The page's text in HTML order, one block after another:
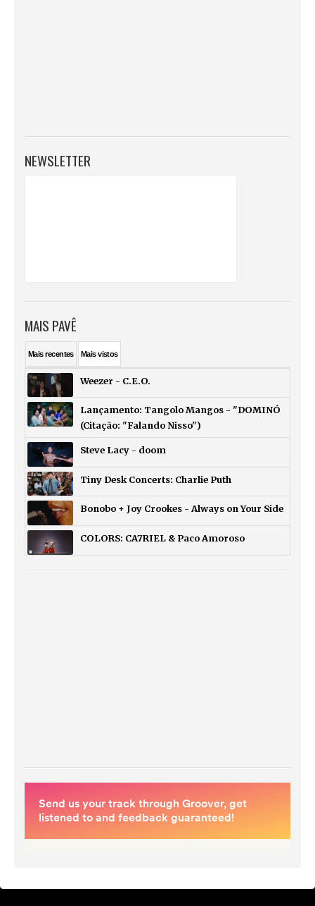
NEWSLETTER
MAIS PAVÊ
Maisrecentes Maisvistos
Weezer - C.E.O.
Lançamento: Tangolo Mangos - "DOMINÓ
(Citação: "Falando Nisso")
Steve Lacy - doom
Tiny Desk Concerts: Charlie Puth
Bonobo + Joy Crookes - Always on Your Side
COLORS: CA7RIEL & Paco Amoroso